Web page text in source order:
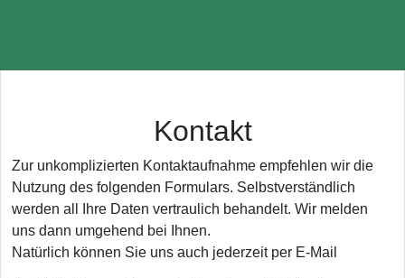
Kontakt
Zur unkomplizierten Kontaktaufnahme empfehlen wir die
Nutzung des folgenden Formulars. Selbstverständlich
werden all Ihre Daten vertraulich behandelt. Wir melden
uns dann umgehend bei Ihnen.
Natürlich können Sie uns auch jederzeit per E-Mail